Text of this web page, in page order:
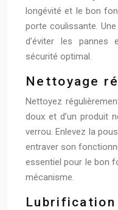
longévité et le bon
porte coulissante.
d’éviter les
sécurité optimal.
Nettoyage
Nettoyez
doux et d’un produit
verrou. Enlevez la
entraver son
essentiel pour le bon
mécanisme.
Lubrification